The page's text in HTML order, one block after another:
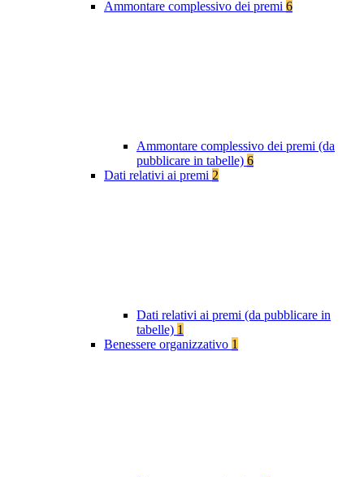
Ammontare complessivo dei premi 6
Ammontare complessivo dei premi (da
pubblicare in tabelle) 6
Dati relativi ai premi 2
Dati relativi ai premi (da pubblicare in
tabelle) 1
Benessere organizzativo 1